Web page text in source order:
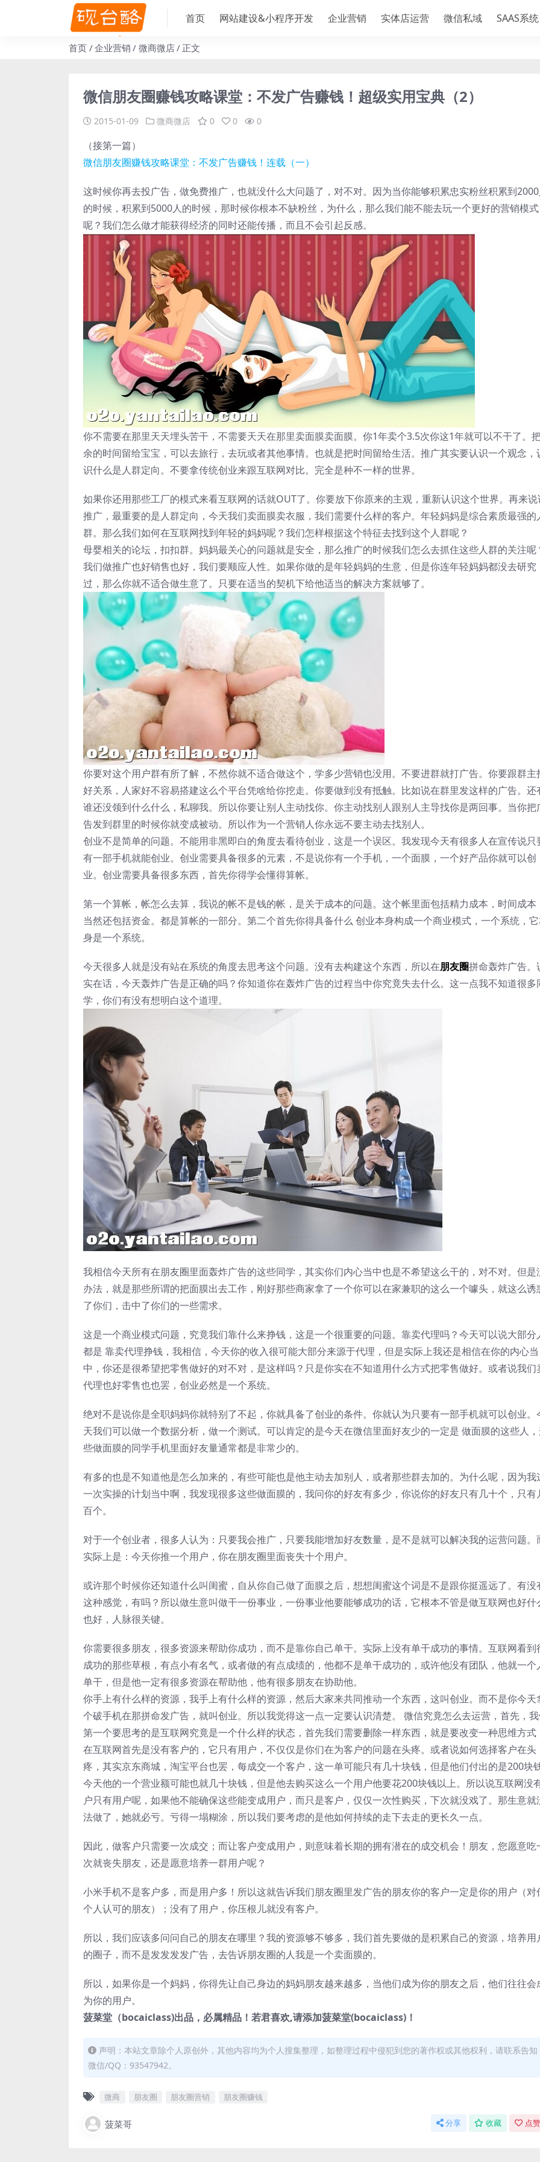
首页 网站建设&小程序开发 企业营销 实体店运营 微信私域 SAAS系统
首页 企业营销 微商微店 正文
微信朋友圈赚钱攻略课堂：不发广告赚钱！超级实用宝典（2）
2015-01-09 微商微店 0 0 0
（接第一篇）
微信朋友圈赚钱攻略课堂：不发广告赚钱！连载（一）
这时候你再去投广告，做免费推广，也就没什么大问题了，对不对。因为当你能够积累忠实粉丝积累到2000
的时候，积累到5000人的时候，那时候你根本不缺粉丝，为什么，那么我们能不能去玩一个更好的营销模式
呢？我们怎么做才能获得经济的同时还能传播，而且不会引起反感。
你不需要在那里天天埋头苦干，不需要天天在那里卖面膜卖面膜。你1年卖个3.5次你这1年就可以不干了。
余的时间留给宝宝，可以去旅行，去玩或者其他事情。也就是把时间留给生活。推广其实要认识一个观念，
识什么是人群定向。不要拿传统创业来跟互联网对比。完全是种不一样的世界。
如果你还用那些工厂的模式来看互联网的话就OUT了。你要放下你原来的主观，重新认识这个世界。再来说
推广，最重要的是人群定向，今天我们卖面膜卖衣服，我们需要什么样的客户。年轻妈妈是综合素质最强的
群。那么我们如何在互联网找到年轻的妈妈呢？我们怎样根据这个特征去找到这个人群呢？
母婴相关的论坛，扣扣群。妈妈最关心的问题就是安全，那么推广的时候我们怎么去抓住这些人群的关注呢
我们做推广也好销售也好，我们要顺应人性。如果你做的是年轻妈妈的生意，但是你连年轻妈妈都没去研究
过，那么你就不适合做生意了。只要在适当的契机下给他适当的解决方案就够了。
你要对这个用户群有所了解，不然你就不适合做这个，学多少营销也没用。不要进群就打广告。你要跟群主
好关系，人家好不容易搭建这么个平台凭啥给你挖走。你要做到没有抵触。比如说在群里发这样的广告。还
谁还没领到什么什么，私聊我。所以你要让别人主动找你。你主动找别人跟别人主导找你是两回事。当你把
告发到群里的时候你就变成被动。所以作为一个营销人你永远不要主动去找别人。
创业不是简单的问题。不能用非黑即白的角度去看待创业，这是一个误区。我发现今天有很多人在宣传说只
有一部手机就能创业。创业需要具备很多的元素，不是说你有一个手机，一个面膜，一个好产品你就可以创
业。创业需要具备很多东西，首先你得学会懂得算帐。
第一个算帐，帐怎么去算，我说的帐不是钱的帐，是关于成本的问题。这个帐里面包括精力成本，时间成本
当然还包括资金。都是算帐的一部分。第二个首先你得具备什么 创业本身构成一个商业模式，一个系统，
身是一个系统。
今天很多人就是没有站在系统的角度去思考这个问题。没有去构建这个东西，所以在朋友圈拼命轰炸广告。
实在话，今天轰炸广告是正确的吗？你知道你在轰炸广告的过程当中你究竟失去什么。这一点我不知道很多
学，你们有没有想明白这个道理。
我相信今天所有在朋友圈里面轰炸广告的这些同学，其实你们内心当中也是不希望这么干的，对不对。但是
办法，就是那些所谓的把面膜出去工作，刚好那些商家拿了一个你可以在家兼职的这么一个噱头，就这么诱
了你们，击中了你们的一些需求。
这是一个商业模式问题，究竟我们靠什么来挣钱，这是一个很重要的问题。靠卖代理吗？今天可以说大部分
都是 靠卖代理挣钱，我相信，今天你的收入很可能大部分来源于代理，但是实际上我还是相信在你的内心当
中，你还是很希望把零售做好的对不对，是这样吗？只是你实在不知道用什么方式把零售做好。或者说我们
代理也好零售也也罢，创业必然是一个系统。
绝对不是说你是全职妈妈你就特别了不起，你就具备了创业的条件。你就认为只要有一部手机就可以创业。
天我们可以做一个数据分析，做一个测试。可以肯定的是今天在微信里面好友少的一定是 做面膜的这些人
些做面膜的同学手机里面好友量通常都是非常少的。
有多的也是不知道他是怎么加来的，有些可能也是他主动去加别人，或者那些群去加的。为什么呢，因为我
一次实操的计划当中啊，我发现很多这些做面膜的，我问你的好友有多少，你说你的好友只有几十个，只有
百个。
对于一个创业者，很多人认为：只要我会推广，只要我能增加好友数量，是不是就可以解决我的运营问题。
实际上是：今天你推一个用户，你在朋友圈里面丧失十个用户。
或许那个时候你还知道什么叫闺蜜，自从你自己做了面膜之后，想想闺蜜这个词是不是跟你挺遥远了。有没
这种感觉，有吗？所以做生意叫做干一份事业，一份事业他要能够成功的话，它根本不管是做互联网也好什
也好，人脉很关键。
你需要很多朋友，很多资源来帮助你成功，而不是靠你自己单干。实际上没有单干成功的事情。互联网看到
成功的那些草根，有点小有名气，或者做的有点成绩的，他都不是单干成功的，或许他没有团队，他就一个
单干，但是他一定有很多资源在帮助他，他有很多朋友在协助他。
你手上有什么样的资源，我手上有什么样的资源，然后大家来共同推动一个东西，这叫创业。而不是你今天
个破手机在那拼命发广告，就叫创业。所以我觉得这一点一定要认识清楚。 微信究竟怎么去运营，首先，
第一个要思考的是互联网究竟是一个什么样的状态，首先我们需要删除一样东西，就是要改变一种思维方式
在互联网首先是没有客户的，它只有用户，不仅仅是你们在为客户的问题在头疼。或者说如何选择客户在头
疼，其实京东商城，淘宝平台也罢，每成交一个客户，这一单可能只有几十块钱，但是他们付出的是200块钱
今天他的一个营业额可能也就几十块钱，但是他去购买这么一个用户他要花200块钱以上。所以说互联网没
户只有用户呢，如果他不能确保这些能变成用户，而只是客户，仅仅一次性购买，下次就没戏了。那生意就
法做了，她就必亏。亏得一塌糊涂，所以我们要考虑的是他如何持续的走下去走的更长久一点。
因此，做客户只需要一次成交；而让客户变成用户，则意味着长期的拥有潜在的成交机会！朋友，您愿意吃
次就丧失朋友，还是愿意培养一群用户呢？
小米手机不是客户多，而是用户多！所以这就告诉我们朋友圈里发广告的朋友你的客户一定是你的用户（对
个人认可的朋友）；没有了用户，你压根儿就没有客户。
所以，我们应该多问问自己的朋友在哪里？我的资源够不够多，我们首先要做的是积累自己的资源，培养用
的圈子，而不是发发发发广告，去告诉朋友圈的人我是一个卖面膜的。
所以，如果你是一个妈妈，你得先让自己身边的妈妈朋友越来越多，当他们成为你的朋友之后，他们往往会
为你的用户。
菠菜堂（bocaiclass)出品，必属精品！若君喜欢,请添加菠菜堂(bocaiclass)！
声明：本站文章除个人原创外，其他内容均为个人搜集整理，如整理过程中侵犯到您的著作权或其他权利，请联系告知
微信/QQ：93547942。
微商 朋友圈 朋友圈营销 朋友圈赚钱
菠菜哥 分享 收藏 点